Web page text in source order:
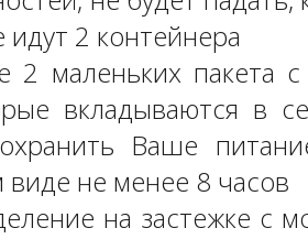
идут 2 контейнера
2 маленьких пакета
вкладываются в
Ваше
не менее 8 часов
на застежке с